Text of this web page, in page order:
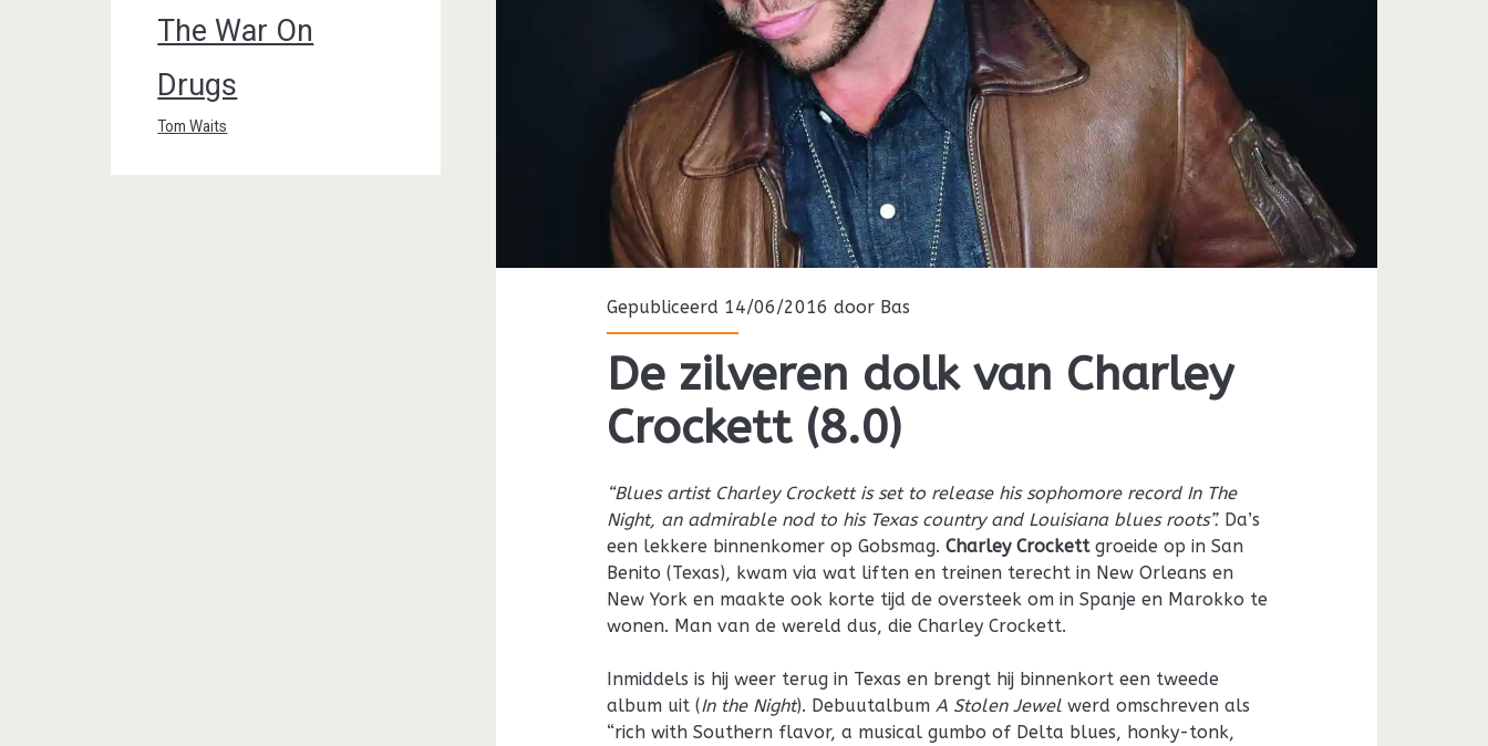
Gepubliceerd 14/06/2016 door Bas
De zilveren dolk van Charley
Crockett (8.0)
“Blues artist Charley Crockett is set to release his sophomore record In The
Night, an admirable nod to his Texas country and Louisiana blues roots”. Da’s
een lekkere binnenkomer op Gobsmag. Charley Crockettgroeide op in San
Benito (Texas), kwam via wat liften en treinen terecht in New Orleans en
New York en maakte ook korte tijd de oversteek om in Spanje en Marokko te
wonen. Man van de wereld dus, die Charley Crockett.
Inmiddels is hij weer terug in Texas en brengt hij binnenkort een tweede
album uit (In the Night). Debuutalbum A Stolen Jewelwerd omschreven als
“rich with Southern flavor, a musical gumbo of Delta blues, honky-tonk,
The War On
Drugs
Tom Waits